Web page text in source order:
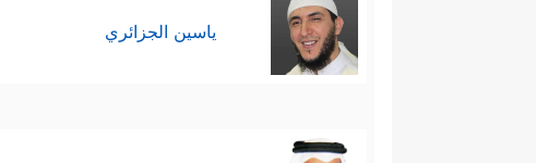
ياسين الجزائري